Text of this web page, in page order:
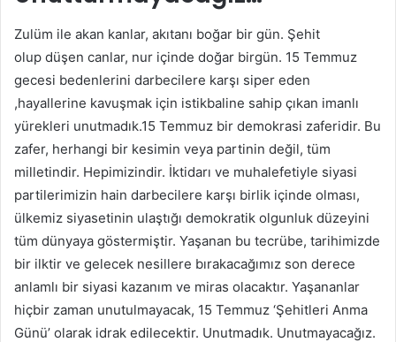
Zulüm ile akan kanlar, akıtanı boğar bir gün. Şehit
olup düşen canlar, nur içinde doğar birgün. 15 Temmuz
gecesi bedenlerini darbecilere karşı siper eden
,hayallerine kavuşmak için istikbaline sahip çıkan imanlı
yürekleri unutmadık.15 Temmuz bir demokrasi zaferidir. Bu
zafer, herhangi bir kesimin veya partinin değil, tüm
milletindir. Hepimizindir. İktidarı ve muhalefetiyle siyasi
partilerimizin hain darbecilere karşı birlik içinde olması,
ülkemiz siyasetinin ulaştığı demokratik olgunluk düzeyini
tüm dünyaya göstermiştir. Yaşanan bu tecrübe, tarihimizde
bir ilktir ve gelecek nesillere bırakacağımız son derece
anlamlı bir siyasi kazanım ve miras olacaktır. Yaşananlar
hiçbir zaman unutulmayacak, 15 Temmuz ‘Şehitleri Anma
Günü’ olarak idrak edilecektir. Unutmadık. Unutmayacağız.